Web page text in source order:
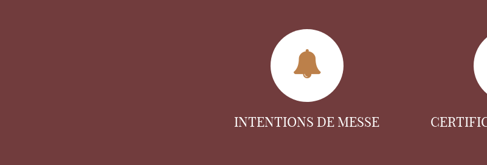
INTENTIONS DE MESSE